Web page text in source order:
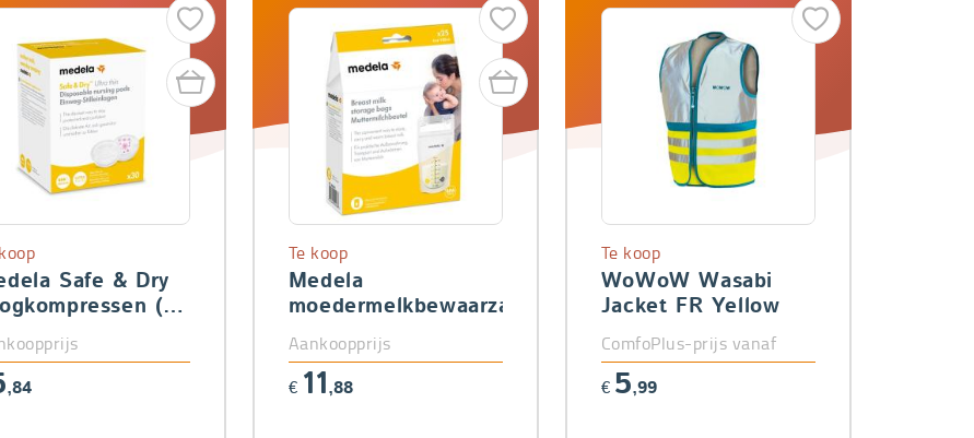
Safe & Dry
(30
,84
Medela
moedermelkbewaarzakjes
Te koop
Aankoopprijs
€ 11,88
WoWoW Wasabi
Jacket FR Yellow
Te koop
ComfoPlus-prijs vanaf
€ 5,99